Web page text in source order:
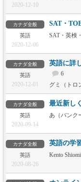
2020-12-10
カナダ全般
英語
2020-12-06
SAT・
SAT・英検
カナダ全般
英語
2020-12-01
英語に詳
6
グミ（トロ
カナダ全般
英語
2020-09-14
最近新し
あ（バンク
カナダ全般
英語
2020-08-26
英語の学
Kento Shiomi